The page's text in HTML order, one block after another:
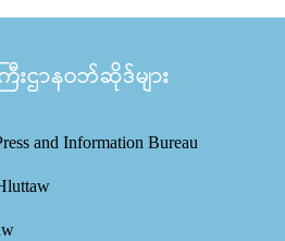
းဌာနဝဘ်ဆိုဒ်များ
and Information Bureau